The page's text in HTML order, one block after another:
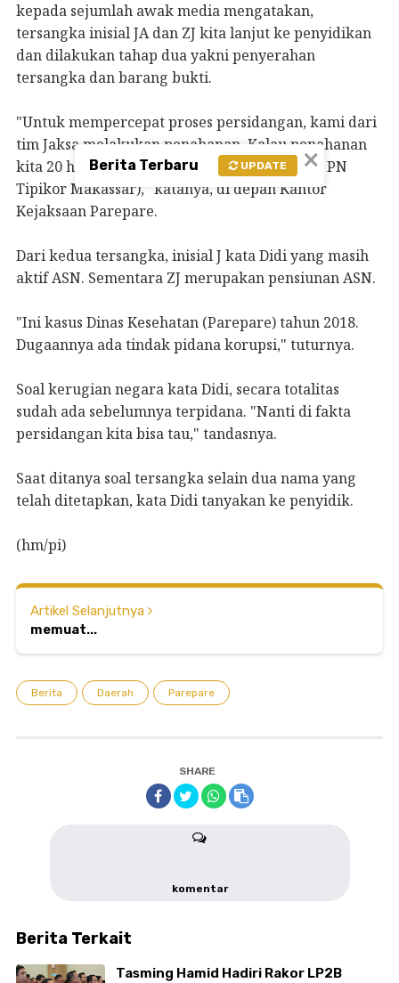
kepada sejumlah awak media mengatakan,
tersangka inisial JA dan ZJ kita lanjut ke penyidikan
dan dilakukan tahap dua yakni penyerahan
tersangka dan barang bukti.
"Untuk mempercepat proses persidangan, kami dari
tim Jaksa melakukan penahanan. Kalau penahanan
kita 20 hari. Segera mungkin kita limpah (ke PN
Tipikor Makassar)," katanya, di depan Kantor
Kejaksaan Parepare.
Dari kedua tersangka, inisial J kata Didi yang masih
aktif ASN. Sementara ZJ merupakan pensiunan ASN.
"Ini kasus Dinas Kesehatan (Parepare) tahun 2018.
Dugaannya ada tindak pidana korupsi," tuturnya.
Soal kerugian negara kata Didi, secara totalitas
sudah ada sebelumnya terpidana. "Nanti di fakta
persidangan kita bisa tau," tandasnya.
Saat ditanya soal tersangka selain dua nama yang
telah ditetapkan, kata Didi tanyakan ke penyidik.
(hm/pi)
Artikel Selanjutnya
memuat...
Berita Daerah Parepare
SHARE
komentar
Berita Terkait
Tasming Hamid Hadiri Rakor LP2B
×
Berita Terbaru UPDATE